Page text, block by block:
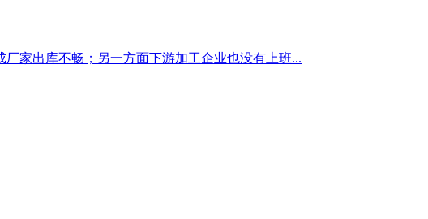
家出库不畅；另一方面下游加工企业也没有上班...